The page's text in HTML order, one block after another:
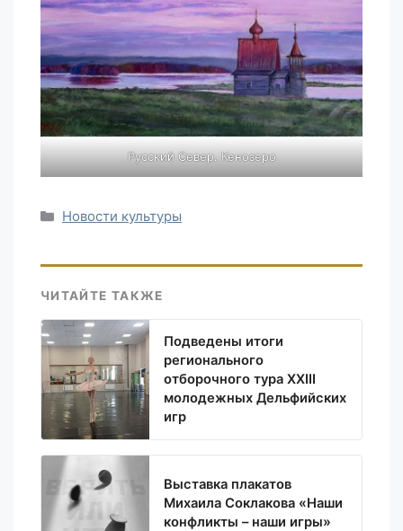
Русский Север. Кенозеро
Рубрики
Новости культуры
ЧИТАЙТЕ ТАКЖЕ
Подведены итоги
регионального
отборочного тура XXIII
молодежных Дельфийских
игр
Выставка плакатов
Михаила Соклакова «Наши
конфликты – наши игры»